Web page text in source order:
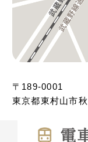
〒189-0001
東京都東村山市
電